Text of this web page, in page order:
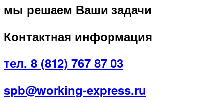
мы решаем Ваши задачи
Контактная информация
тел. 8 (812) 767 87 03
spb@working-express.ru